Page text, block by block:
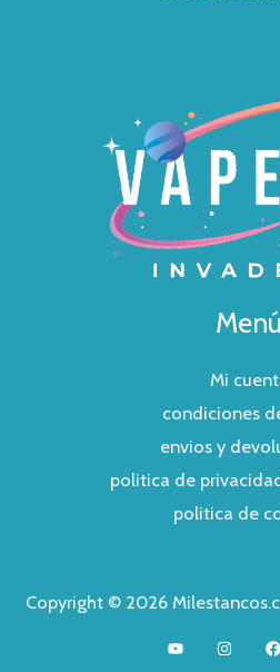
Menú
Mi
condiciones
envios y
politica de
politica de
Copyright © 2026